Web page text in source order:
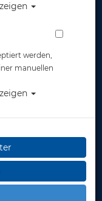
Axiom i3 -
€699,00
€
werden,
manuellen